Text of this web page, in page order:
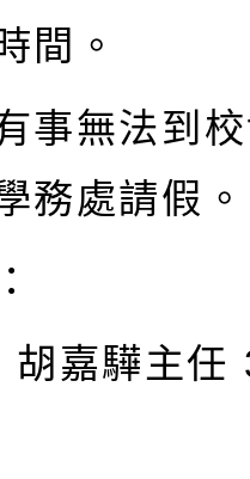
間。
事無法到
務處請假。
驊主任